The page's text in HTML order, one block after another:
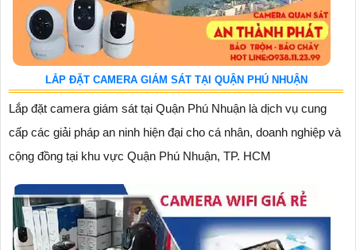
LẮP ĐẶT CAMERA GIÁM SÁT TẠI QUẬN PHÚ NHUẬN
Lắp đặt camera giám sát tại Quận Phú Nhuận là dịch vụ cung
cấp các giải pháp an ninh hiện đại cho cá nhân, doanh nghiệp và
cộng đồng tại khu vực Quận Phú Nhuận, TP. HCM